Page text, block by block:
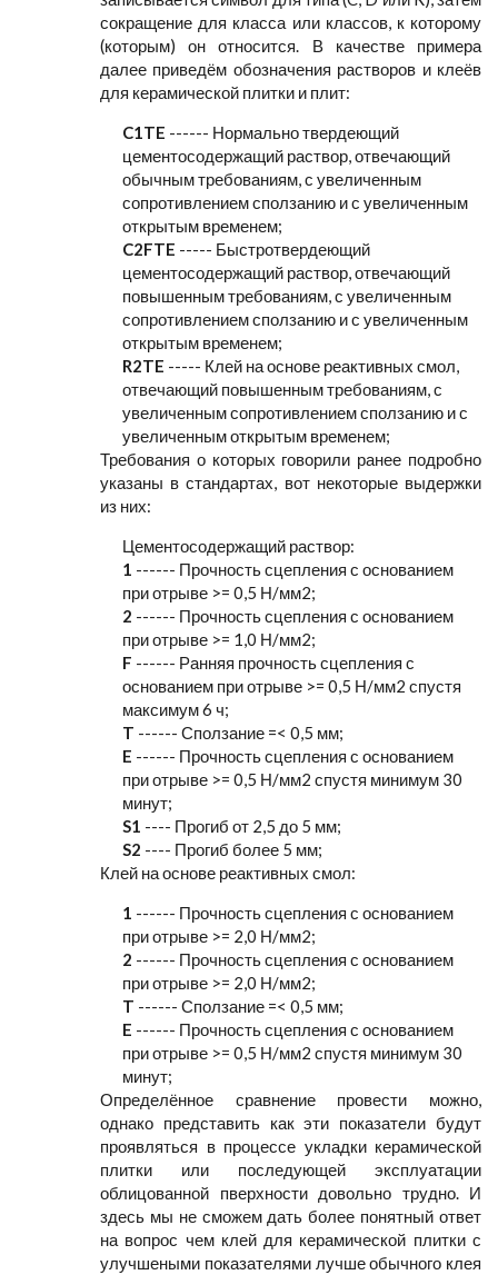
сокращение для класса или классов, к которому
(которым) он относится. В качестве примера
далее приведём обозначения растворов и клеёв
для керамической плитки и плит:
C1TE ------ Нормально твердеющий
цементосодержащий раствор, отвечающий
обычным требованиям, с увеличенным
сопротивлением сползанию и с увеличенным
открытым временем;
C2FTE ----- Быстротвердеющий
цементосодержащий раствор, отвечающий
повышенным требованиям, с увеличенным
сопротивлением сползанию и с увеличенным
открытым временем;
R2TE ----- Клей на основе реактивных смол,
отвечающий повышенным требованиям, с
увеличенным сопротивлением сползанию и с
увеличенным открытым временем;
Требования о которых говорили ранее подробно
указаны в стандартах, вот некоторые выдержки
из них:
Цементосодержащий раствор:
1 ------ Прочность сцепления с основанием
при отрыве >= 0,5 Н/мм2;
2 ------ Прочность сцепления с основанием
при отрыве >= 1,0 Н/мм2;
F ------ Ранняя прочность сцепления с
основанием при отрыве >= 0,5 Н/мм2 спустя
максимум 6 ч;
T ------ Сползание =< 0,5 мм;
E ------ Прочность сцепления с основанием
при отрыве >= 0,5 Н/мм2 спустя минимум 30
минут;
S1 ---- Прогиб от 2,5 до 5 мм;
S2 ---- Прогиб более 5 мм;
Клей на основе реактивных смол:
1 ------ Прочность сцепления с основанием
при отрыве >= 2,0 Н/мм2;
2 ------ Прочность сцепления с основанием
при отрыве >= 2,0 Н/мм2;
T ------ Сползание =< 0,5 мм;
E ------ Прочность сцепления с основанием
при отрыве >= 0,5 Н/мм2 спустя минимум 30
минут;
Определённое сравнение провести можно,
однако представить как эти показатели будут
проявляться в процессе укладки керамической
плитки или последующей эксплуатации
облицованной пверхности довольно трудно. И
здесь мы не сможем дать более понятный ответ
на вопрос чем клей для керамической плитки с
улучшеными показателями лучше обычного клея